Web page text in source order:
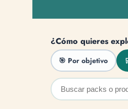
¿Cómo quieres
🎯 Por objetivo